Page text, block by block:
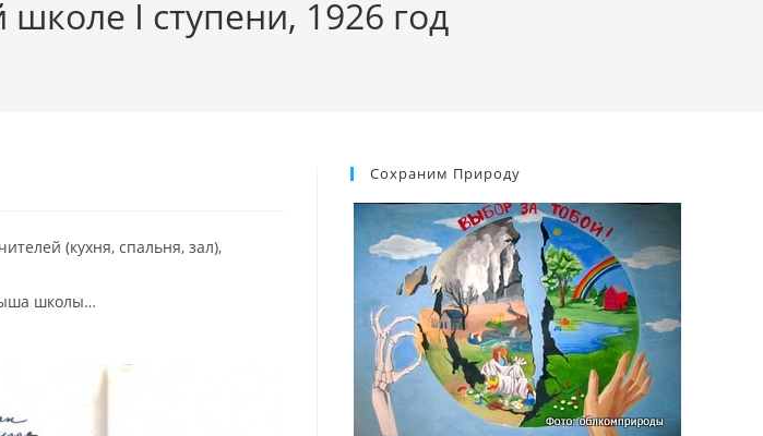
I ступени, 1926 год
(кухня, спальня, зал),
школы…
Сохраним Природу